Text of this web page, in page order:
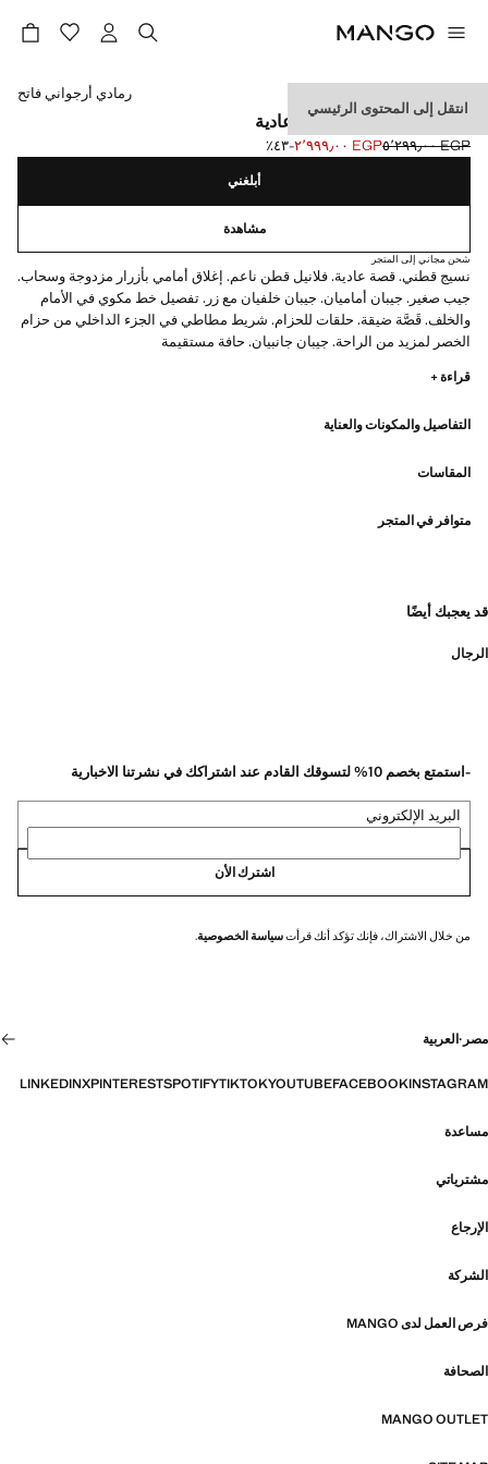
انتقل إلى المحتوى الرئيسي
بنطلون من الفلانيل بقصّة عادية
السعر الأول محذوف [EGP ٥٬٢٩٩٫٠٠ ]
EGP ٥٬٢٩٩٫٠٠
السعر الحالي [EGP ٢٬٩٩٩٫٠٠ ] EGP ٢٬٩٩٩٫٠٠ ؜-٤٣٪؜
حدد اللون
رمادي أرجواني فاتح
أبلغني
مشاهدة
شحن مجاني إلى المتجر
نسيج قطني. قصة عادية. فلانيل قطن ناعم. إغلاق أمامي بأزرار مزدوجة وسحاب.
جيب صغير. جيبان أماميان. جيبان خلفيان مع زر. تفصيل خط مكوي في الأمام
والخلف. قَصَّة ضيقة. حلقات للحزام. شريط مطاطي في الجزء الداخلي من حزام
الخصر لمزيد من الراحة. جيبان جانبيان. حافة مستقيمة
قراءة +
التفاصيل والمكونات والعناية
المقاسات
متوافر في المتجر
قد يعجبك أيضًا
الرجال
-استمتع بخصم 10% لتسوقك القادم عند اشتراكك في نشرتنا الاخبارية
البريد الإلكتروني
اشترك الأن
من خلال الاشتراك، فإنك تؤكد أنك قرأتسياسة الخصوصية.
مصر ·العربية
INSTAGRAM
FACEBOOK
YOUTUBE
TIKTOK
SPOTIFY
PINTEREST
X
LINKEDIN
مساعدة
مشترياتي
الإرجاع
الشركة
فرص العمل لدى MANGO
الصحافة
MANGO OUTLET